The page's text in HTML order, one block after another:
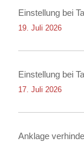
Einstellung bei
19. Juli 2026
Einstellung bei
17. Juli 2026
Anklage